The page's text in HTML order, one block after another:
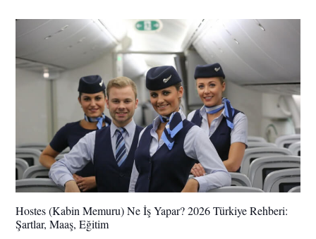
Hostes (Kabin Memuru) Ne İş Yapar? 2026 Türkiye Rehberi:
Şartlar, Maaş, Eğitim